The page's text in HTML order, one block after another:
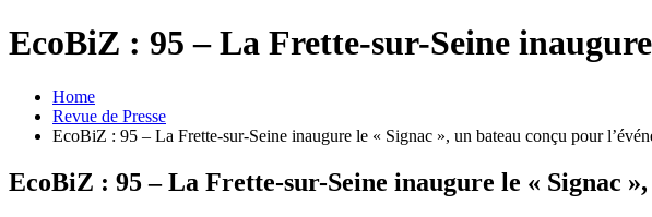
EcoBiZ : 95 – La Frette-sur-Seine
Home
Revue de Presse
EcoBiZ : 95 – La Frette-sur-Seine inaugure le « Signac », un bateau conçu pour
EcoBiZ : 95 – La Frette-sur-Seine inaugure le « Signac